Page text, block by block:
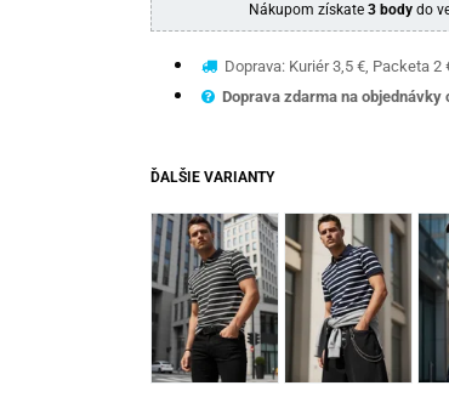
Nákupom získate 3 bodydo
Doprava: Kuriér 3,5 €, Packeta 2
Doprava zdarma na objednávky
ĎALŠIE VARIANTY